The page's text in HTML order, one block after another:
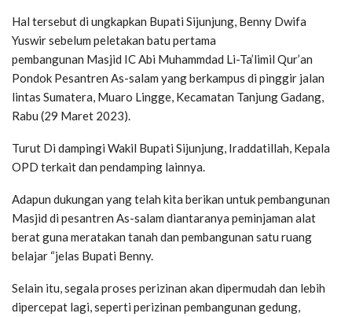
Hal tersebut di ungkapkan Bupati Sijunjung, Benny Dwifa
Yuswir sebelum peletakan batu pertama
pembangunan Masjid IC Abi Muhammdad Li-Ta’limil Qur’an
Pondok Pesantren As-salam yang berkampus di pinggir jalan
lintas Sumatera, Muaro Lingge, Kecamatan Tanjung Gadang,
Rabu (29 Maret 2023).
Turut Di dampingi Wakil Bupati Sijunjung, Iraddatillah, Kepala
OPD terkait dan pendamping lainnya.
Adapun dukungan yang telah kita berikan untuk pembangunan
Masjid di pesantren As-salam diantaranya peminjaman alat
berat guna meratakan tanah dan pembangunan satu ruang
belajar “jelas Bupati Benny.
Selain itu, segala proses perizinan akan dipermudah dan lebih
dipercepat lagi, seperti perizinan pembangunan gedung,